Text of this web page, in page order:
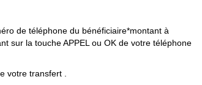
de téléphone du bénéficiaire*montant à
sur la touche APPEL ou OK de votre téléphone
votre transfert .